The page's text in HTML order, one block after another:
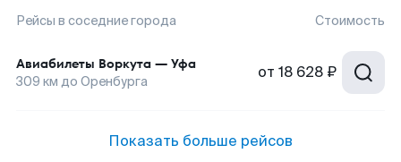
Рейсы в соседние города Стоимость
Авиабилеты Воркута — Уфа
309 км до Оренбурга от 18 628 ₽
Показать больше рейсов